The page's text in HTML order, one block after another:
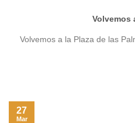
Volvemos
Volvemos a la Plaza de las
27
Mar